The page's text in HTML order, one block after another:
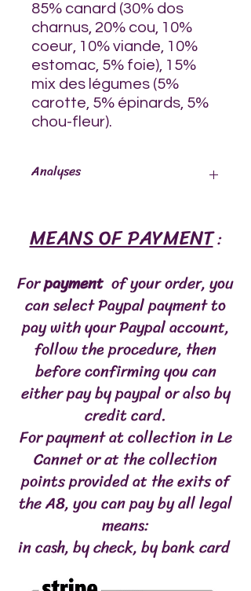
85% canard (30% dos
charnus, 20% cou, 10%
coeur, 10% viande, 10%
estomac, 5% foie), 15%
mix des légumes (5%
carotte, 5% épinards, 5%
chou-fleur).
Analyses
Graisse 9 %
0.2 %
Cendre 3 %
0.9 %
Phosphore 0.5 %
Ca:P 1.64 %
Energie 137 kcal/100 g
MEANS OF PAYMENT:
Forpayment of your order, you
can select Paypal payment to
pay with your Paypal account,
follow the procedure, then
before confirming you can
either pay by paypal or also by
credit card.
For payment at collection in Le
Cannet or at the collection
points provided at the exits of
the A8, you can pay by all legal
means:
in cash, by check, by bank card